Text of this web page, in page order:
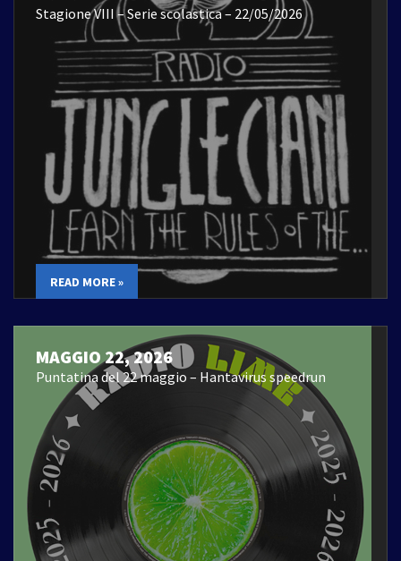
Stagione VIII – Serie scolastica – 22/05/2026
READ MORE »
MAGGIO 22, 2026
Puntatina del 22 maggio – Hantavirus speedrun